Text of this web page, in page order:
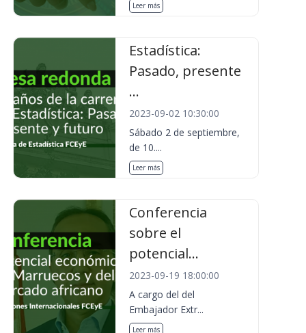
Leer más
Estadística:
Pasado, presente
...
2023-09-02 10:30:00
Sábado 2 de septiembre,
de 10....
Leer más
Conferencia
sobre el
potencial...
2023-09-19 18:00:00
A cargo del del
Embajador Extr...
Leer más